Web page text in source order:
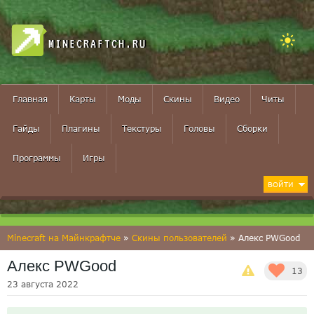
MINECRAFTCH.RU
Главная Карты Моды Скины Видео Читы
Гайды Плагины Текстуры Головы Сборки
Программы Игры
ВОЙТИ
Minecraft на Майнкрафтче » Скины пользователей » Алекс PWGood
13
Алекс PWGood
23 августа 2022